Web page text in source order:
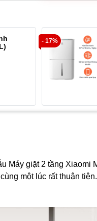
- 17%
Máy giặt 2 tầng
một lúc rất thuận